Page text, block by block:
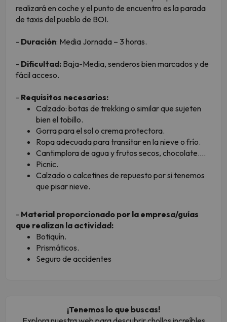
realizará en coche y el punto de encuentro es la parada
de taxis del pueblo de BOI.
- Duración: Media Jornada – 3 horas.
- Dificultad: Baja-Media, senderos bien marcados y de
fácil acceso.
- Requisitos necesarios:
Calzado: botas de trekking o similar que sujeten
bien el tobillo.
Gorra para el sol o crema protectora.
Ropa adecuada para transitar en la nieve o frío.
Cantimplora de agua y frutos secos, chocolate....
Picnic.
Calzado o calcetines de repuesto por si tenemos
que pisar nieve.
- Material proporcionado por la empresa/guías
que realizan la actividad:
Botiquín.
Prismáticos.
Seguro de accidentes
¡Tenemos lo que buscas!